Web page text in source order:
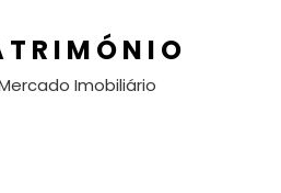
Imobiliário